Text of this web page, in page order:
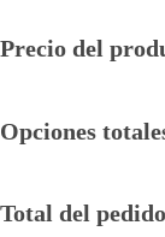
Precio del
Opciones
Total del